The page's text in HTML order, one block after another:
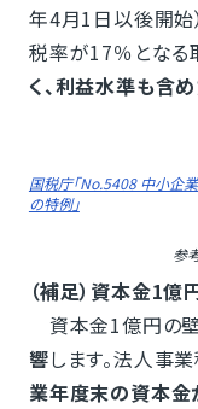
年4月1日以後開始
税率が17％となる
く、利益水準も含
国税庁「No.5408 中小企
の特例」
参
（補足）資本金1億
資本金1億円の壁
響します。法人事
業年度末の資本金